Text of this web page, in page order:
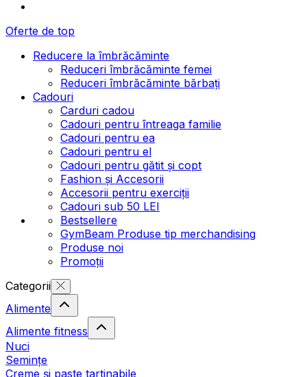
Oferte de top
Reducere la îmbrăcăminte
Reduceri îmbrăcăminte femei
Reduceri îmbrăcăminte bărbați
Cadouri
Carduri cadou
Cadouri pentru întreaga familie
Cadouri pentru ea
Cadouri pentru el
Cadouri pentru gătit și copt
Fashion și Accesorii
Accesorii pentru exerciții
Cadouri sub 50 LEI
Bestsellere
GymBeam Produse tip merchandising
Produse noi
Promoții
Categorii
Alimente
Alimente fitness
Nuci
Semințe
Creme și paste tartinabile